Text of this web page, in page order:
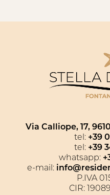
Via Calliope, 17,
tel: +39
tel: +39
whatsapp:
e-mail:
P.IVA
CIR: